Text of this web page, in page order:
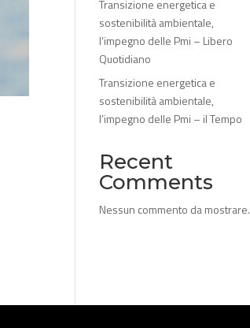
Transizione energetica e
sostenibilità ambientale,
l’impegno delle Pmi – Libero
Quotidiano
Transizione energetica e
sostenibilità ambientale,
l’impegno delle Pmi – il Tempo
Recent
Comments
Nessun commento da mostrare.